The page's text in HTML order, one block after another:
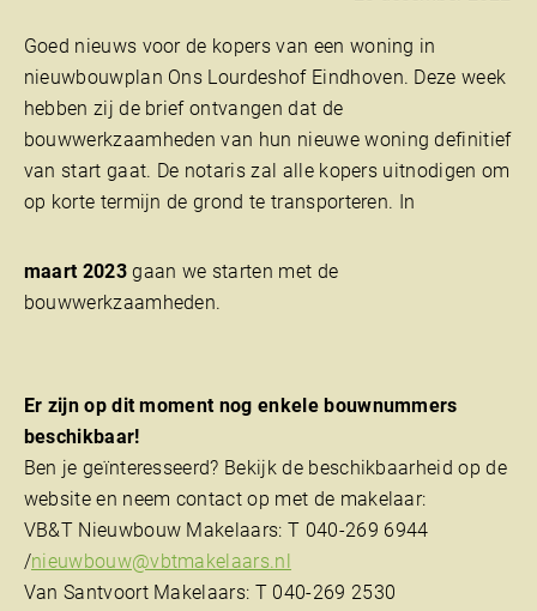
Goed nieuws voor de kopers van een woning in
nieuwbouwplan Ons Lourdeshof Eindhoven. Deze week
hebben zij de brief ontvangen dat de
bouwwerkzaamheden van hun nieuwe woning definitief
van start gaat. De notaris zal alle kopers uitnodigen om
op korte termijn de grond te transporteren. In
maart 2023gaan we starten met de
bouwwerkzaamheden.
Er zijn op dit moment nog enkele bouwnummers
beschikbaar!
Ben je geïnteresseerd? Bekijk de beschikbaarheid op de
website en neem contact op met de makelaar:
VB&T Nieuwbouw Makelaars: T 040-269 6944
/nieuwbouw@vbtmakelaars.nl
Van Santvoort Makelaars: T 040-269 2530